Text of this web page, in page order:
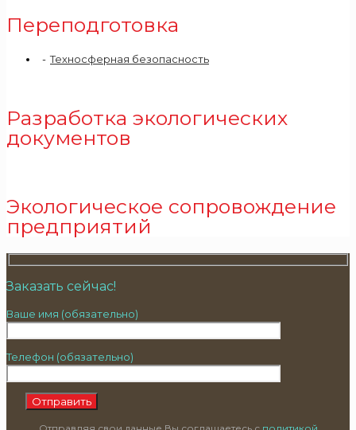
Переподготовка
Техносферная безопасность
Разработка экологических
документов
Экологическое сопровождение
предприятий
Заказать сейчас!
Ваше имя (обязательно)
Телефон (обязательно)